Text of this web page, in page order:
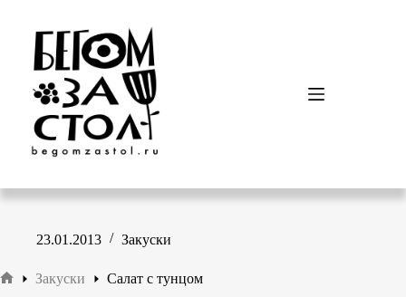
23.01.2013 Закуски
Закуски Салат с тунцом